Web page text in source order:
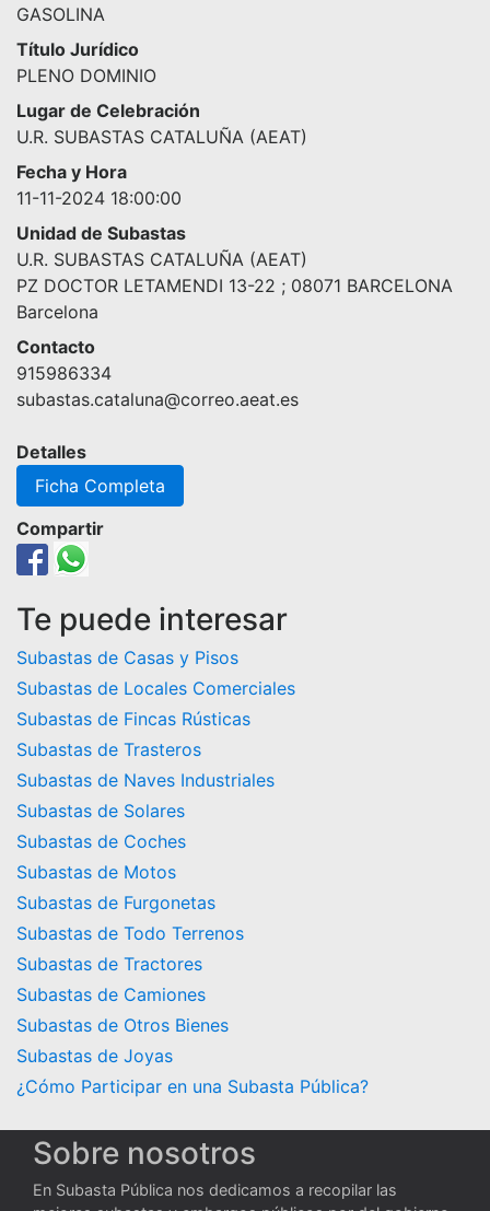
GASOLINA
Título Jurídico
PLENO DOMINIO
Lugar de Celebración
U.R. SUBASTAS CATALUÑA (AEAT)
Fecha y Hora
11-11-2024 18:00:00
Unidad de Subastas
U.R. SUBASTAS CATALUÑA (AEAT)
PZ DOCTOR LETAMENDI 13-22 ; 08071 BARCELONA
Barcelona
Contacto
915986334
subastas.cataluna@correo.aeat.es
Detalles
Ficha Completa
Compartir
Te puede interesar
Subastas de Casas y Pisos
Subastas de Locales Comerciales
Subastas de Fincas Rústicas
Subastas de Trasteros
Subastas de Naves Industriales
Subastas de Solares
Subastas de Coches
Subastas de Motos
Subastas de Furgonetas
Subastas de Todo Terrenos
Subastas de Tractores
Subastas de Camiones
Subastas de Otros Bienes
Subastas de Joyas
¿Cómo Participar en una Subasta Pública?
Sobre nosotros
En Subasta Pública nos dedicamos a recopilar las